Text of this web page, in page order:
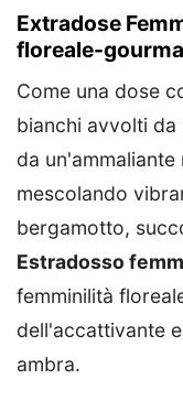
Extradose
floreale-
Come una dose
bianchi avvolti da
da
mescolando
bergamotto,
Estradosso
femminilità
dell'accattivante
ambra.